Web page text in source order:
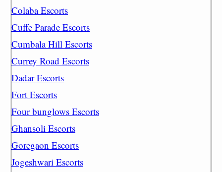
Colaba Escorts
Cuffe Parade Escorts
Cumbala Hill Escorts
Currey Road Escorts
Dadar Escorts
Fort Escorts
Four bunglows Escorts
Ghansoli Escorts
Goregaon Escorts
Jogeshwari Escorts